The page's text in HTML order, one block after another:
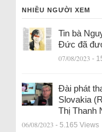
NHIỀU NGƯỜI XEM
Tin bà
Đức đã
07/08/2023 -
Đài phát
Slovakia
Thị Thanh
06/08/2023 - 5.165 Views